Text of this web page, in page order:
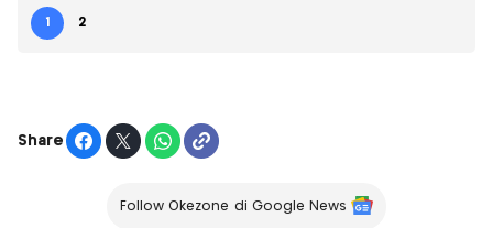
1 2
Share
Follow Okezone di Google News